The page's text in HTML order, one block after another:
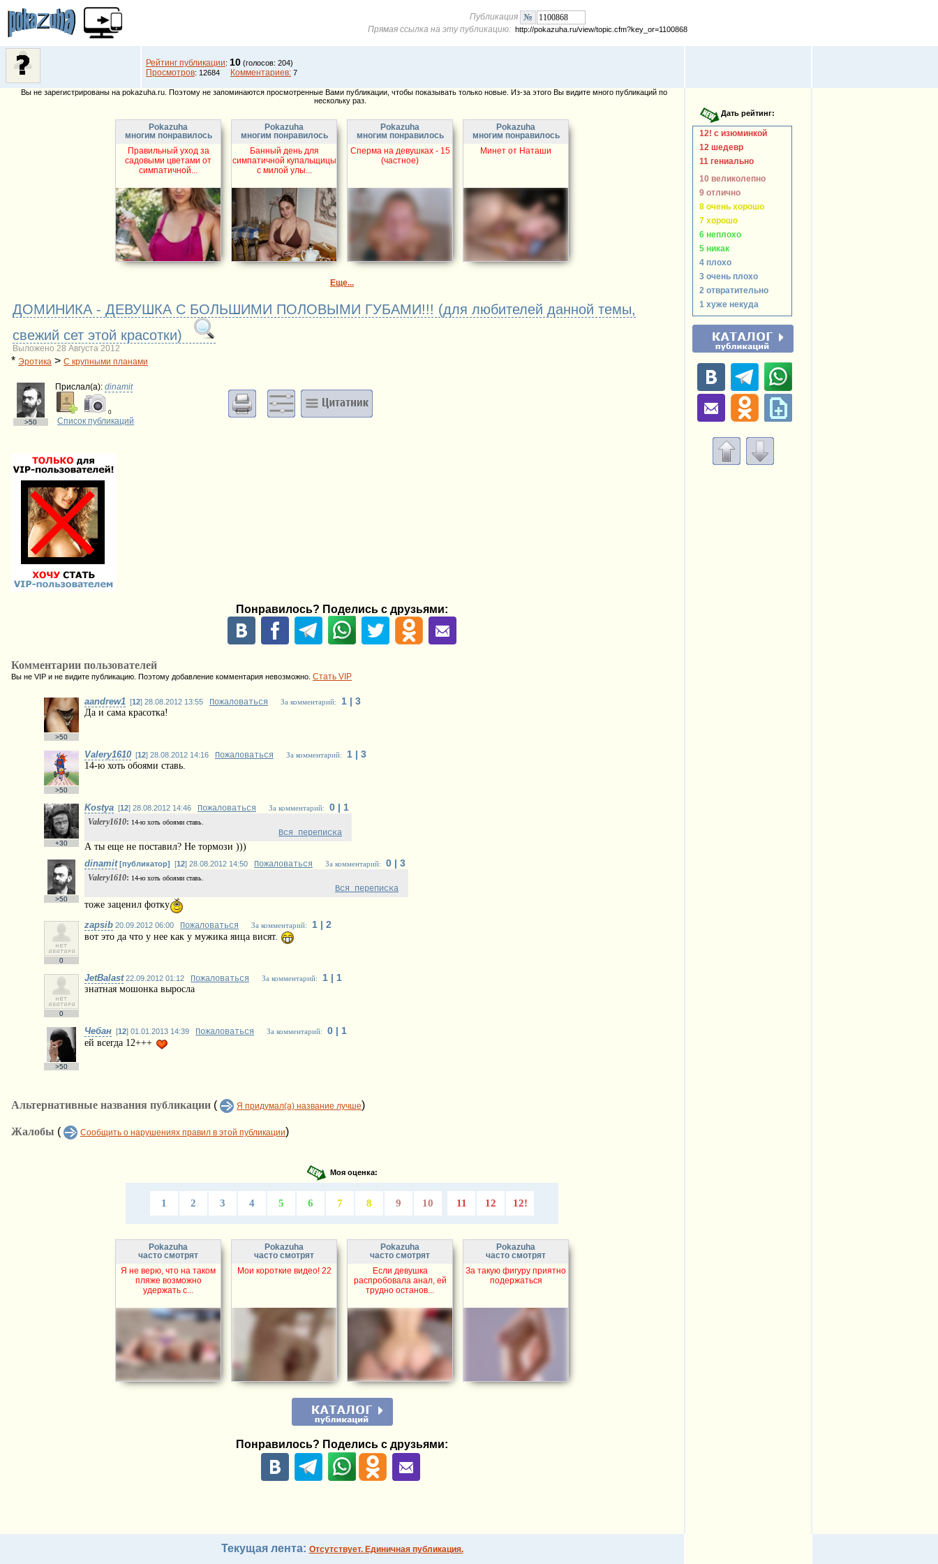
Публикация
Прямая ссылка на эту публикацию: http://pokazuha.ru/view/topic.cfm?key_or=1100868
Рейтинг публикации: 10 (голосов: 204)
Просмотров: 12684 Комментариев: 7
Вы не зарегистрированы на pokazuha.ru. Поэтому не запоминаются просмотренные Вами публикации, чтобы показывать только новые. Из-за этого Вы видите много публикаций по
нескольку раз.
Pokazuha
многим понравилось
Правильный уход за
садовыми цветами от
симпатичной...
Pokazuha
многим понравилось
Банный день для
симпатичной купальщицы
с милой улы...
Pokazuha
многим понравилось
Сперма на девушках - 15
(частное)
Pokazuha
многим понравилось
Минет от Наташи
Еще...
ДОМИНИКА - ДЕВУШКА С БОЛЬШИМИ ПОЛОВЫМИ ГУБАМИ!!! (для любителей данной темы,
свежий сет этой красотки)
Выложено 28 Августа 2012
* Эротика > С крупными планами
>50
Прислал(a): dinamit
0
Список публикаций
Понравилось? Поделись с друзьями:
Комментарии пользователей
Вы не VIP и не видите публикацию. Поэтому добавление комментария невозможно. Стать VIP
>50
aandrew1 [12] 28.08.2012 13:55 Пожаловаться За комментарий: 1 | 3
Да и сама красотка!
>50
Valery1610 [12] 28.08.2012 14:16 Пожаловаться За комментарий: 1 | 3
14-ю хоть обоями ставь.
+30
Kostya [12] 28.08.2012 14:46 Пожаловаться За комментарий: 0 | 1
Valery1610: 14-ю хоть обоями ставь.
Вся переписка
А ты еще не поставил? Не тормози )))
>50
dinamit [публикатор] [12] 28.08.2012 14:50 Пожаловаться За комментарий: 0 | 3
Valery1610: 14-ю хоть обоями ставь.
Вся переписка
тоже заценил фотку
0
zapsib 20.09.2012 06:00 Пожаловаться За комментарий: 1 | 2
вот это да что у нее как у мужика яица висят.
0
JetBalast22.09.2012 01:12 Пожаловаться За комментарий: 1 | 1
знатная мошонка выросла
>50
Чебан [12] 01.01.2013 14:39 Пожаловаться За комментарий: 0 | 1
ей всегда 12+++
Альтернативные названия публикации ( Я придумал(а) название лучше)
Жалобы ( Сообщить о нарушениях правил в этой публикации)
Моя оценка:
1 2 3 4 5 6 7 8 9 10 11 12 12!
Pokazuha
часто смотрят
Я не верю, что на таком
пляже возможно
удержать с...
Pokazuha
часто смотрят
Мои короткие видео! 22
Pokazuha
часто смотрят
Если девушка
распробовала анал, ей
трудно останов...
Pokazuha
часто смотрят
За такую фигуру приятно
подержаться
Понравилось? Поделись с друзьями:
12! с изюминкой
12 шедевр
11 гениально
10 великолепно
9 отлично
8 очень хорошо
7 хорошо
6 неплохо
5 никак
4 плохо
3 очень плохо
2 отвратительно
1 хуже некуда
Текущая лента: Отсутствует. Единичная публикация.